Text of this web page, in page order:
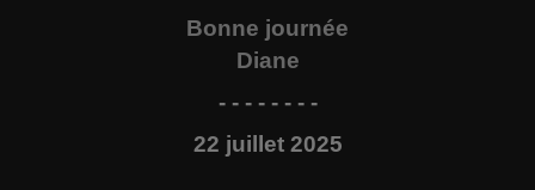
Bonne journée
Diane
- - - - - - - -
22 juillet 2025